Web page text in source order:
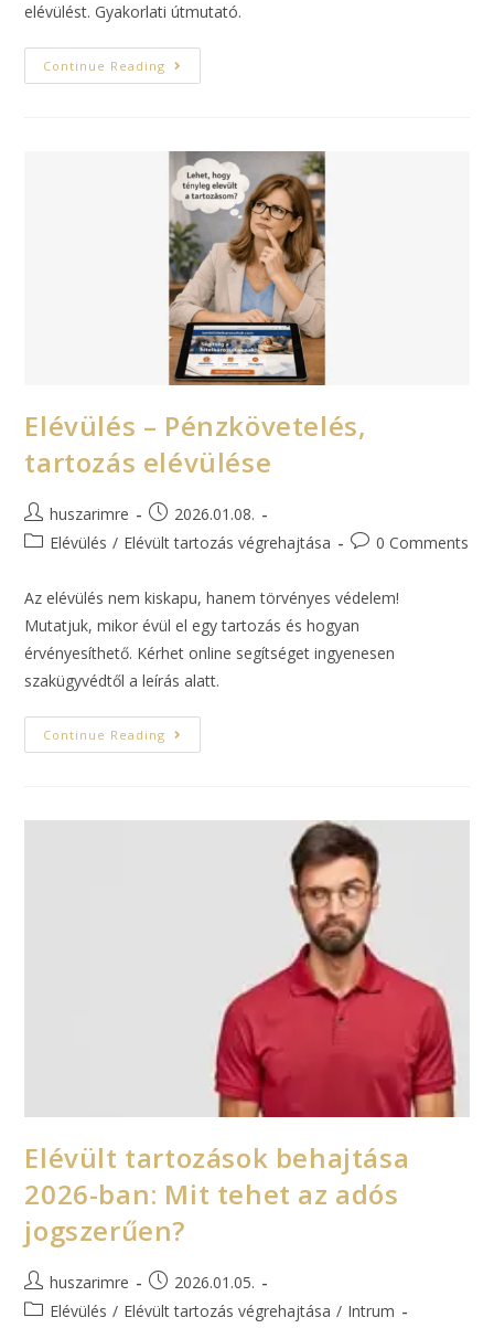
elévülést. Gyakorlati útmutató.
Continue Reading
Elévülés – Pénzkövetelés,
tartozás elévülése
huszarimre
2026.01.08.
Elévülés / Elévült tartozás végrehajtása 0 Comments
Az elévülés nem kiskapu, hanem törvényes védelem!
Mutatjuk, mikor évül el egy tartozás és hogyan
érvényesíthető. Kérhet online segítséget ingyenesen
szakügyvédtől a leírás alatt.
Continue Reading
Elévült tartozások behajtása
2026-ban: Mit tehet az adós
jogszerűen?
huszarimre
2026.01.05.
Elévülés / Elévült tartozás végrehajtása / Intrum